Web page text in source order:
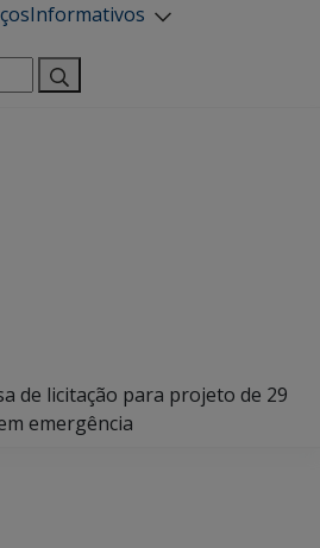
Informativos
de licitação para projeto de 29
emergência